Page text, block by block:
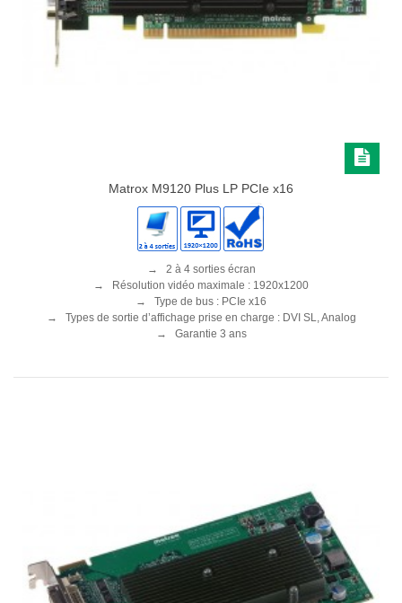
Matrox M9120 Plus LP PCIe x16
→ 2 à 4 sorties écran
→ Résolution vidéo maximale : 1920x1200
→ Type de bus : PCIe x16
→ Types de sortie d’affichage prise en charge : DVI SL, Analog
→ Garantie 3 ans